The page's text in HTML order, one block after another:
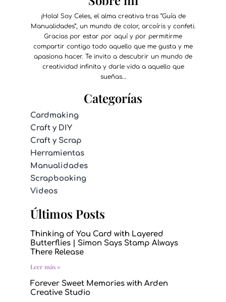
¡Hola! Soy Celes, el alma creativa tras “Guía de
Manualidades”, un mundo de color, arcoíris y confeti.
Gracias por estar por aquí y por permitirme
compartir contigo todo aquello que me gusta y me
apasiona hacer. Te invito a descubrir un mundo de
creatividad infinita y darle vida a aquello que
sueñas…
Categorías
Cardmaking
Craft y DIY
Craft y Scrap
Herramientas
Manualidades
Scrapbooking
Videos
Últimos Posts
Thinking of You Card with Layered
Butterflies | Simon Says Stamp Always
There Release
Leer más »
Forever Sweet Memories with Arden
Creative Studio